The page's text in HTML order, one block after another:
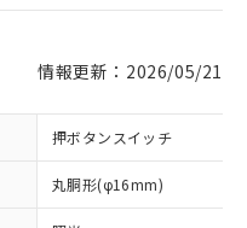
情報更新：2026/05/21
押ボタンスイッチ
丸胴形(φ16mm)